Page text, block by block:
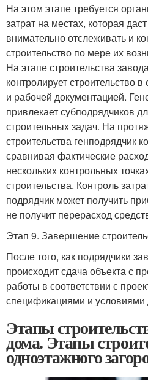
На этом этапе требуется
затрат на местах, которая
внимательно отслеживать и
строительство по мере их
На этапе строительства
контролирует строительство
и рабочей документацией.
привлекает субподрядчиков
строительных задач. На
строительства генподрядчик
сравнивая фактические
нескольких контрольных
строительства. Контроль
подрядчик может получить
не получит перерасход
Этап 9. Завершение
После того, как подрядчики
происходит сдача объекта с
работы в соответствии с
спецификациями и условиями
Этапы
дома. Этапы
одноэтажного